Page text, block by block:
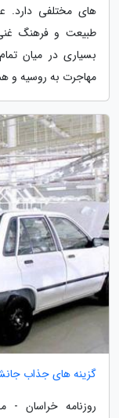
های مختلفی دارد.
طبیعت و فرهنگ
بسیاری در میان
مهاجرت به روسیه و
گزینه های جذاب
روزنامه خراسان